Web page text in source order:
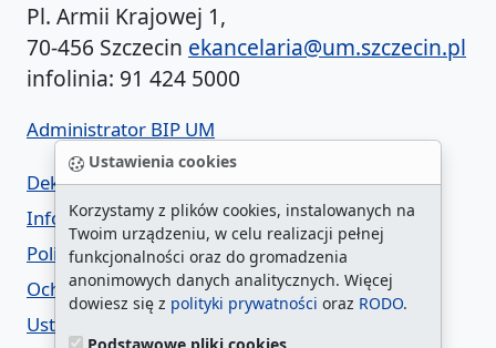
Ustawienia cookies
Korzystamy z plików cookies, instalowanych na
Twoim urządzeniu, w celu realizacji pełnej
funkcjonalności oraz do gromadzenia
anonimowych danych analitycznych. Więcej
dowiesz się z polityki prywatności oraz RODO.
Pl. Armii Krajowej 1,
70-456 Szczecin ekancelaria@um.szczecin.pl
infolinia: 91 424 5000
Administrator BIP UM
Deklaracja dostępności
Informacja o urzędzie w ETR
Polityka prywatności
Ochrona danych osobowych
Ustawienia cookies